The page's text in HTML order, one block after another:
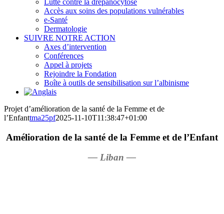
Lutte contre la drépanocytose
Accès aux soins des populations vulnérables
e-Santé
Dermatologie
SUIVRE NOTRE ACTION
Axes d’intervention
Conférences
Appel à projets
Rejoindre la Fondation
Boîte à outils de sensibilisation sur l’albinisme
Projet d’amélioration de la santé de la Femme et de
l’Enfanttma25pf2025-11-10T11:38:47+01:00
Amélioration de la santé de la Femme et de l’Enfant
— Liban —